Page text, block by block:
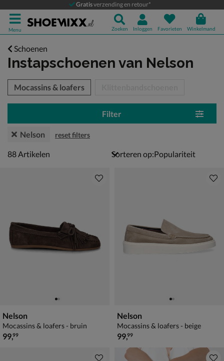
Gratisverzending en retour*
Menu Zoeken Inloggen Favorieten Winkelmand
Schoenen
Instapschoenen van Nelson
over
Mocassins & loafers
Filter
Nelson reset filters
88 artikelen
88Artikelen Sorteren op:
Nelson
Mocassins & loafers - bruin
€ 99,99
99,99
Nelson
Mocassins & loafers - beige
€ 99,99
99,99